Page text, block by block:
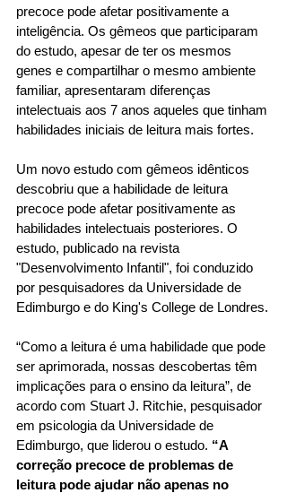
precoce pode afetar positivamente a
inteligência. Os gêmeos que participaram
do estudo, apesar de ter os mesmos
genes e compartilhar o mesmo ambiente
familiar, apresentaram diferenças
intelectuais aos 7 anos aqueles que tinham
habilidades iniciais de leitura mais fortes.
Um novo estudo com gêmeos idênticos
descobriu que a habilidade de leitura
precoce pode afetar positivamente as
habilidades intelectuais posteriores. O
estudo, publicado na revista
"Desenvolvimento Infantil", foi conduzido
por pesquisadores da Universidade de
Edimburgo e do King's College de Londres.
“Como a leitura é uma habilidade que pode
ser aprimorada, nossas descobertas têm
implicações para o ensino da leitura”, de
acordo com Stuart J. Ritchie, pesquisador
em psicologia da Universidade de
Edimburgo, que liderou o estudo. “A
correção precoce de problemas de
leitura pode ajudar não apenas no